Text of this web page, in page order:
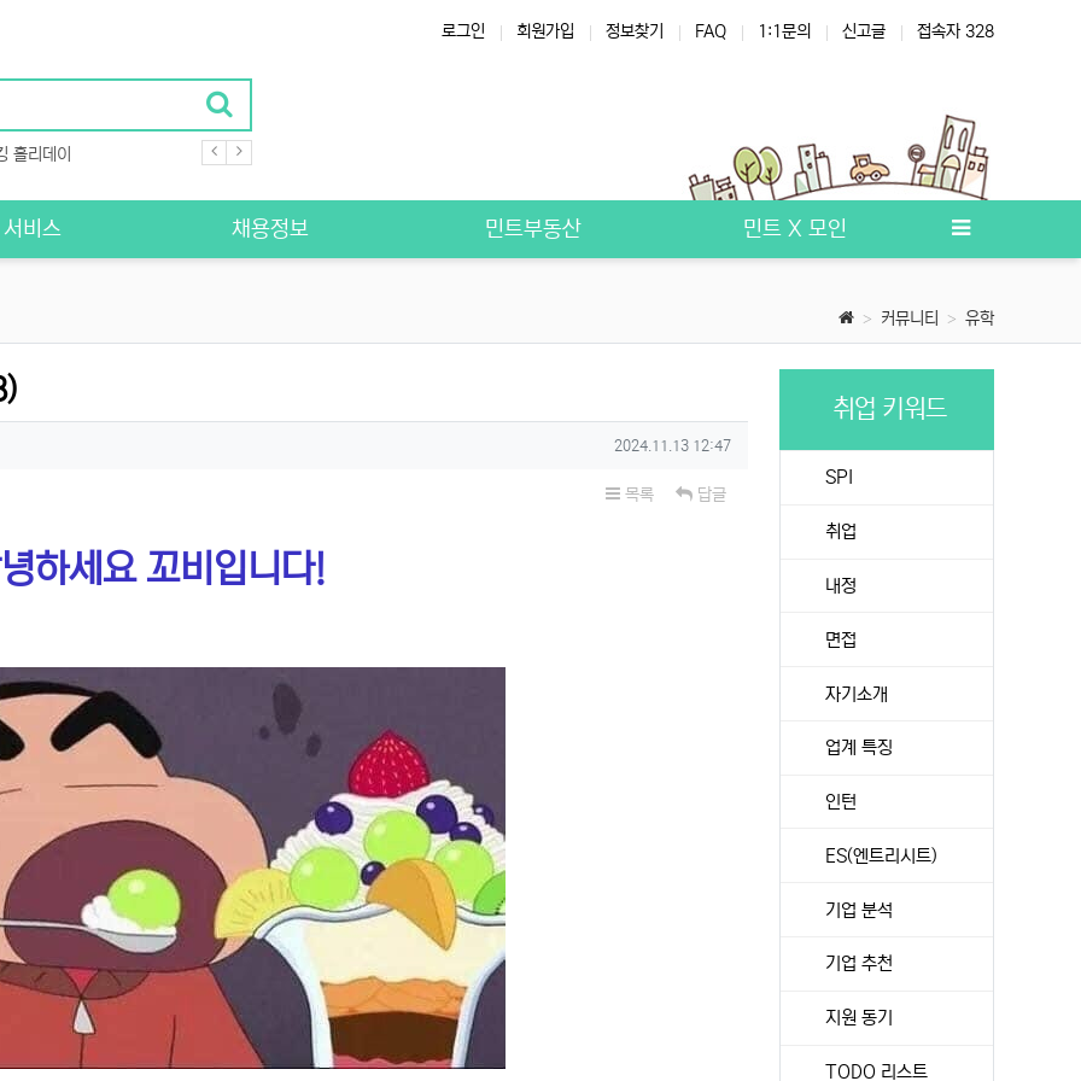
로그인 회원가입 정보찾기 FAQ 1:1문의 신고글 접속자 328
홀리데이
비스 채용정보 민트부동산 민트 X 모인
커뮤니티 유학
작성일
2024.11.13 12:47
목록 답글
하세요 꼬비입니다!
취업 키워드
SPI
취업
내정
면접
자기소개
업계 특징
인턴
ES(엔트리시트)
기업 분석
기업 추천
지원 동기
TODO 리스트